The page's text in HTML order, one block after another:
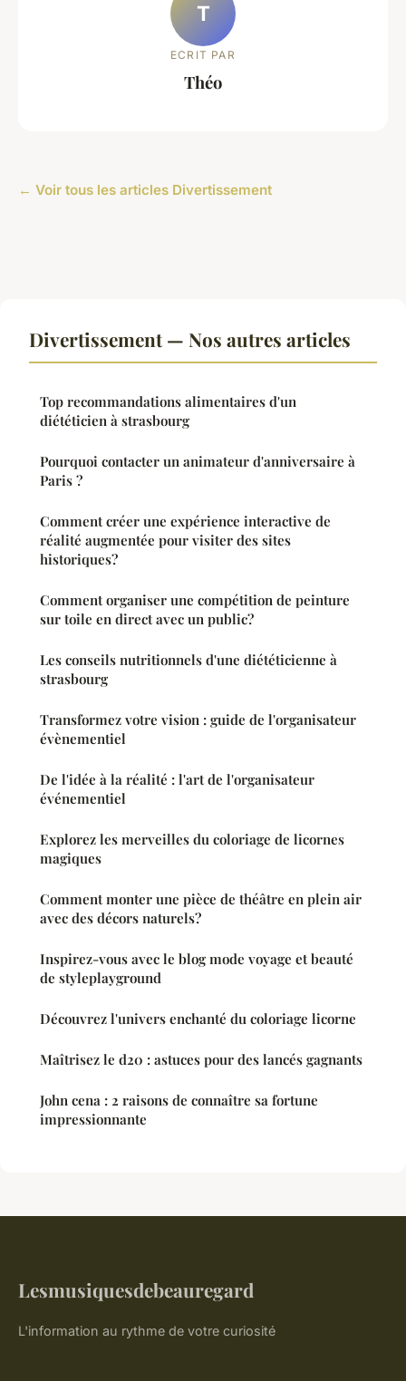
T
ECRIT PAR
Théo
← Voir tous les articles Divertissement
Divertissement — Nos autres articles
Top recommandations alimentaires d'un
diététicien à strasbourg
Pourquoi contacter un animateur d'anniversaire à
Paris ?
Comment créer une expérience interactive de
réalité augmentée pour visiter des sites
historiques?
Comment organiser une compétition de peinture
sur toile en direct avec un public?
Les conseils nutritionnels d'une diététicienne à
strasbourg
Transformez votre vision : guide de l'organisateur
évènementiel
De l'idée à la réalité : l'art de l'organisateur
événementiel
Explorez les merveilles du coloriage de licornes
magiques
Comment monter une pièce de théâtre en plein air
avec des décors naturels?
Inspirez-vous avec le blog mode voyage et beauté
de styleplayground
Découvrez l'univers enchanté du coloriage licorne
Maîtrisez le d20 : astuces pour des lancés gagnants
John cena : 2 raisons de connaître sa fortune
impressionnante
Lesmusiquesdebeauregard
L'information au rythme de votre curiosité